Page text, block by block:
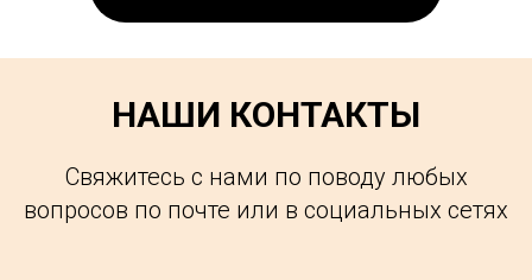
НАШИ КОНТАКТЫ
Свяжитесь с нами по поводу любых
вопросов по почте или в социальных сетях